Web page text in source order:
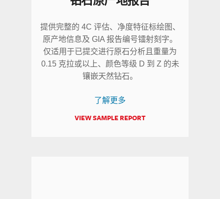
提供完整的 4C 评估、净度特征标绘图、
原产地信息及 GIA 报告编号镭射刻字。
仅适用于已提交进行原石分析且重量为
0.15 克拉或以上、颜色等级 D 到 Z 的未
镶嵌天然钻石。
了解更多
VIEW SAMPLE REPORT